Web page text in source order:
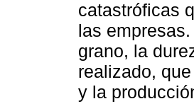
catastróficas
las
grano, la
realizado,
y la